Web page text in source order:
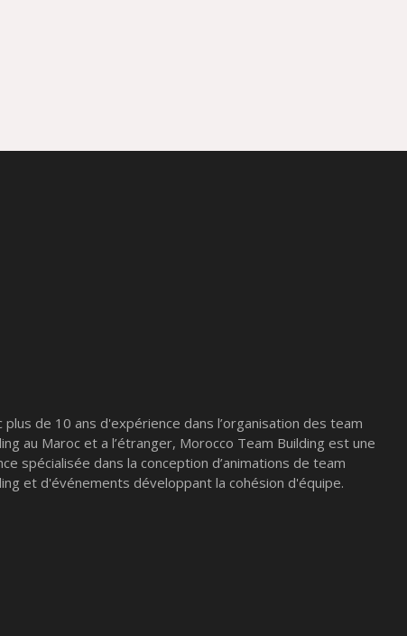
plus de 10 ans d'expérience dans l’organisation des team
au Maroc et a l’étranger, Morocco Team Building est une
spécialisée dans la conception d’animations de team
et d'événements développant la cohésion d'équipe.